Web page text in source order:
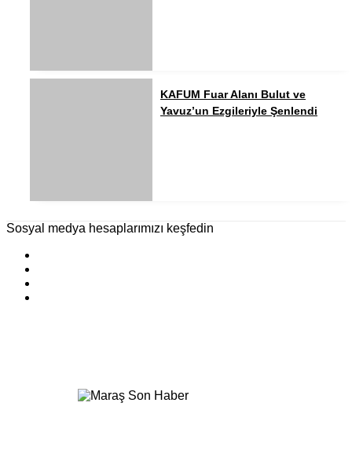
KAFUM Fuar Alanı Bulut ve
Yavuz’un Ezgileriyle Şenlendi
Sosyal medya hesaplarımızı keşfedin